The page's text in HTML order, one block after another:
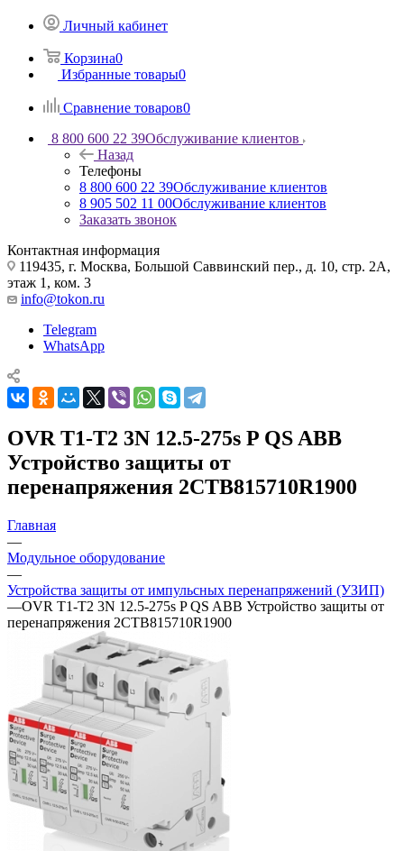
Личный кабинет
Корзина0
Избранные товары0
Сравнение товаров0
8 800 600 22 39Обслуживание клиентов
Назад
Телефоны
8 800 600 22 39Обслуживание клиентов
8 905 502 11 00Обслуживание клиентов
Заказать звонок
Контактная информация
119435, г. Москва, Большой Саввинский пер., д. 10, стр. 2А,
этаж 1, ком. 3
info@tokon.ru
Telegram
WhatsApp
OVR T1-T2 3N 12.5-275s P QS ABB
Устройство защиты от
перенапряжения 2CTB815710R1900
Главная
—
Модульное оборудование
—
Устройства защиты от импульсных перенапряжений (УЗИП)
—OVR T1-T2 3N 12.5-275s P QS ABB Устройство защиты от
перенапряжения 2CTB815710R1900